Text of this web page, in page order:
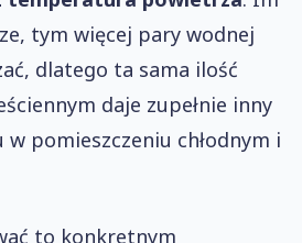
tym więcej pary wodnej
dlatego ta sama ilość
daje zupełnie inny
pomieszczeniu chłodnym i
to konkretnym